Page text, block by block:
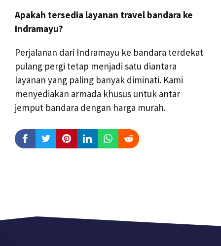
Apakah tersedia layanan travel bandara ke
Indramayu?
Perjalanan dari Indramayu ke bandara terdekat
pulang pergi tetap menjadi satu diantara
layanan yang paling banyak diminati. Kami
menyediakan armada khusus untuk antar
jemput bandara dengan harga murah.